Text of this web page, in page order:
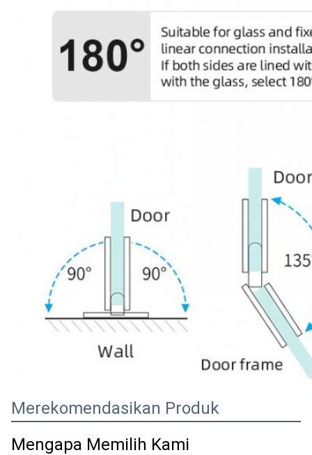
Merekomendasikan Produk
Mengapa Memilih Kami